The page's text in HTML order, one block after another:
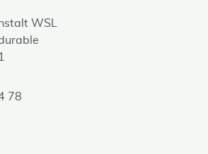
WSL
78